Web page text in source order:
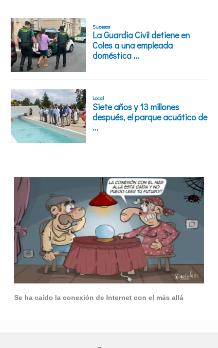
Se ha caído la conexión de Internet con el más allá